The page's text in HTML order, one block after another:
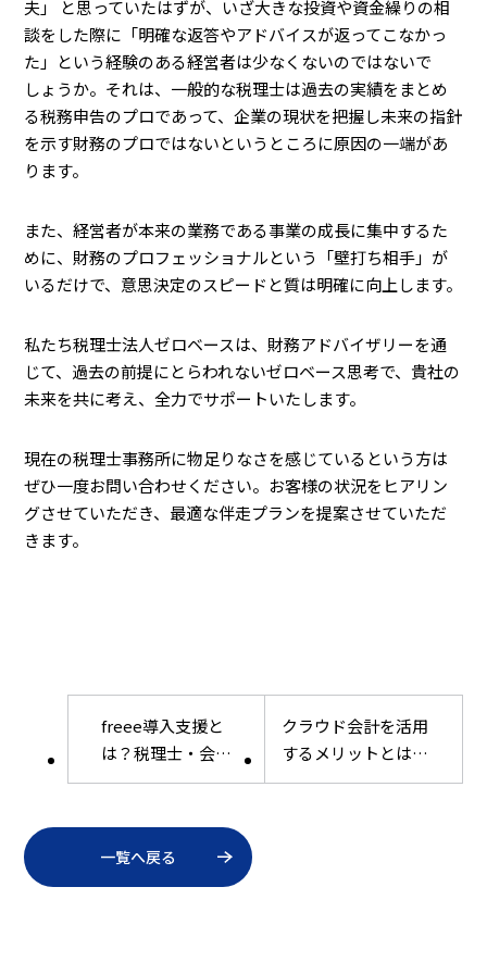
夫」 と思っていたはずが、いざ大きな投資や資金繰りの相
談をした際に「明確な返答やアドバイスが返ってこなかっ
た」という経験のある経営者は少なくないのではないで
しょうか。それは、一般的な税理士は過去の実績をまとめ
る税務申告のプロであって、企業の現状を把握し未来の指針
を示す財務のプロではないというところに原因の一端があ
ります。
また、経営者が本来の業務である事業の成長に集中するた
めに、財務のプロフェッショナルという「壁打ち相手」が
いるだけで、意思決定のスピードと質は明確に向上します。
私たち税理士法人ゼロベースは、財務アドバイザリーを通
じて、過去の前提にとらわれないゼロベース思考で、貴社の
未来を共に考え、全力でサポートいたします。
現在の税理士事務所に物足りなさを感じているという方は
ぜひ一度お問い合わせください。お客様の状況をヒアリン
グさせていただき、最適な伴走プランを提案させていただ
きます。
freee導入支援と
は？税理士・会計
事務所に依頼する
を解説
クラウド会計を活用
するメリットとは？
中小企業が導入前に
一覧へ戻る